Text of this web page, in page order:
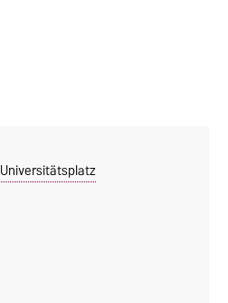
Universitätsplatz